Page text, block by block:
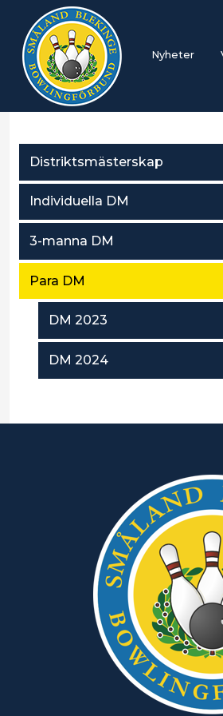
Nyheter
Distriktsmästerskap
Individuella DM
3-manna DM
Para DM
DM 2023
DM 2024